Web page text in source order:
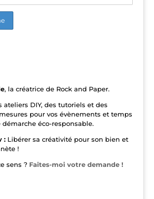
, la créatrice de Rock and Paper.
ateliers DIY, des tutoriels et des
pour vos évènements et temps
démarche éco-responsable.
: Libérer sa créativité pour son bien et
!
sens ? Faites-moi votre demande !